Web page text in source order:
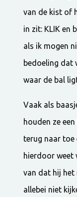
van de kist of
in zit: KLIK en
als ik mogen
bedoeling dat
waar de bal
Vaak als
houden ze
terug naar toe
hierdoor weet
van dat hij het
allebei niet